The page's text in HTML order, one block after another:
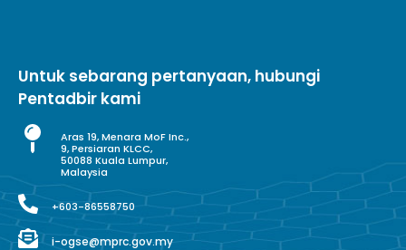
Untuk sebarang pertanyaan, hubungi
Pentadbir kami
Aras 19, Menara MoF Inc.,
9, Persiaran KLCC,
50088 Kuala Lumpur,
Malaysia
+603-86558750
i-ogse@mprc.gov.my